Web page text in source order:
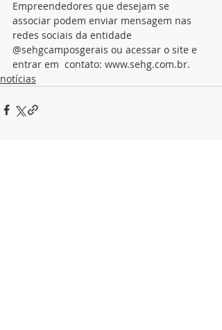
Empreendedores que desejam se
associar podem enviar mensagem nas
redes sociais da entidade
@sehgcamposgerais ou acessar o site e
entrar em  contato: www.sehg.com.br.
notícias